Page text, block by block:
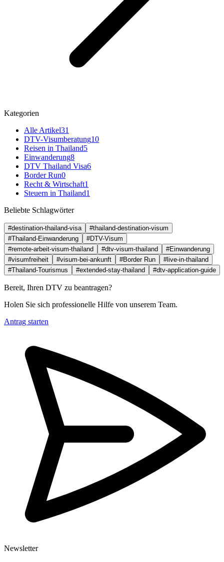
Kategorien
Alle Artikel31
DTV-Visumberatung10
Reisen in Thailand5
Einwanderung8
DTV Thailand Visa6
Border Run0
Recht & Wirtschaft1
Steuern in Thailand1
Beliebte Schlagwörter
#destination-thailand-visa
#thailand-destination-visum
#Thailand-Einwanderung
#DTV-Visum
#remote-arbeit-visum-thailand
#dtv-visum-thailand
#Einwanderung
#visumfreiheit
#visum-bei-ankunft #Border Run
#live-in-thailand
#Thailand-Tourismus
#extended-stay-thailand #dtv-application-guide
Bereit, Ihren DTV zu beantragen?
Holen Sie sich professionelle Hilfe von unserem Team.
Antrag starten
Newsletter